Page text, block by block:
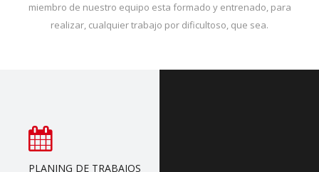
miembro de nuestro equipo esta formado y entrenado, para
realizar, cualquier trabajo por dificultoso, que sea.
PLANING DE TRABAJOS